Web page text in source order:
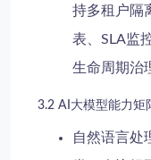
持多租户隔
表、SLA监
生命周期治
3.2 AI大模型能力矩
自然语言处